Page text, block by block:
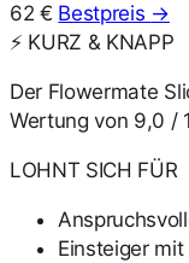
62 € Bestpreis →
⚡ KURZ & KNAPP
Der Flowermate
Wertung von 9,0 /
LOHNT SICH FÜR
Einsteiger